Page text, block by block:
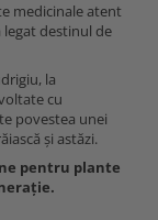
medicinale atent
legat destinul de
la
cu
povestea unei
și astăzi.
pentru plante